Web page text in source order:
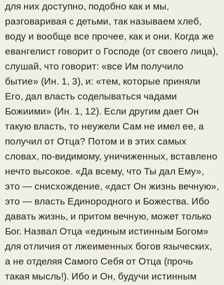
для них доступно, подобно как и мы,
разговаривая с детьми, так называем хлеб,
воду и вообще все прочее, как и они. Когда же
евангелист говорит о Господе (от своего лица),
слушай, что говорит: «все Им получило
бытие» (Ин. 1, 3), и: «тем, которые приняли
Его, дал власть соделываться чадами
Божиими» (Ин. 1, 12). Если другим дает Он
такую власть, то неужели Сам не имел ее, а
получил от Отца? Потом и в этих самых
словах, по-видимому, уничиженных, вставлено
нечто высокое. «Да всему, что Ты дал Ему»,
это — снисхождение, «даст Он жизнь вечную»,
это — власть Единородного и Божества. Ибо
давать жизнь, и притом вечную, может только
Бог. Назвал Отца «единым истинным Богом»
для отличия от лжеименных богов языческих,
а не отделяя Самого Себя от Отца (прочь
такая мысль!). Ибо и Он, будучи истинным